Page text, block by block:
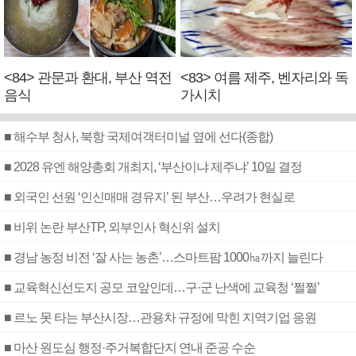
<84> 관문과 환대, 부산 역전
음식
<83> 여름 제주, 벤자리와 독
가시치
■ 해수부 청사, 북항 국제여객터미널 옆에 선다(종합)
■ 2028 유엔 해양총회 개최지, ‘부산이냐 제주냐’ 10일 결정
■ 외국인 선원 ‘인신매매 경유지’ 된 부산…우려가 현실로
■ 비위 논란 부산TP, 외부인사 혁신위 설치
■ 경남 농정 비전 ‘잘 사는 농촌’…스마트팜 1000㏊까지 늘린다
■ 교육혁신선도지 공모 코앞인데…구·군 난색에 교육청 ‘쩔쩔’
■ 르노 못 타는 부산시장…관용차 규정에 막힌 지역기업 응원
■ 마산 원도심 행정·주거복합단지 연내 준공 수순